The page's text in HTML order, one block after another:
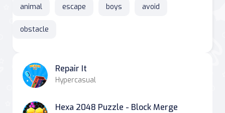
animal escape boys avoid
obstacle
Repair It
Hypercasual
Hexa 2048 Puzzle - Block Merge